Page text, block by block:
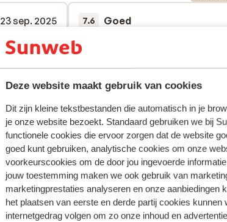
Deze website maakt gebruik van cookies
Dit zijn kleine tekstbestanden die automatisch in je
je onze website bezoekt. Standaard gebruiken we bij
functionele cookies die ervoor zorgen dat de website
goed kunt gebruiken, analytische cookies om onze
voorkeurscookies om de door jou ingevoerde
jouw toestemming maken we ook gebruik van
marketingprestaties analyseren en onze aanbiedingen
het plaatsen van eerste en derde partij cookies kunnen
internetgedrag volgen om zo onze inhoud en
23 sep. 2025
7.6 Goed
appartement met genoeg
airco
appartement met genoeg
airco
Anoniem Vrienden